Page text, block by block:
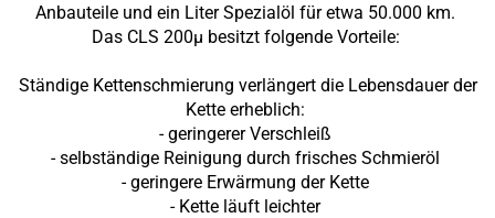
Anbauteile und ein Liter Spezialöl für etwa 50.000 km.
Das CLS 200µ besitzt folgende Vorteile:
Ständige Kettenschmierung verlängert die Lebensdauer der
Kette erheblich:
- geringerer Verschleiß
- selbständige Reinigung durch frisches Schmieröl
- geringere Erwärmung der Kette
- Kette läuft leichter